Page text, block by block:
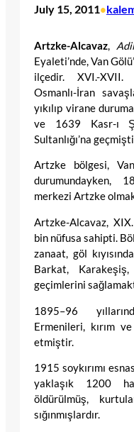
July 15, 2011•
Artzke-Alcavaz,
Eyaleti’nde, Van
ilçedir. XVI.-XVII.
Osmanlı-İran
yıkılıp virane
ve 1639 Kasr-ı
Sultanlığı’na
Artzke bölgesi,
durumundayken,
merkezi Artzke
Artzke-Alcavaz,
bin nüfusa sahipti.
zanaat, göl
Barkat,
geçimlerini
1895–96
Ermenileri, kırım
etmiştir.
1915 soykırımı
yaklaşık 1200
öldürülmüş,
sığınmışlardır.